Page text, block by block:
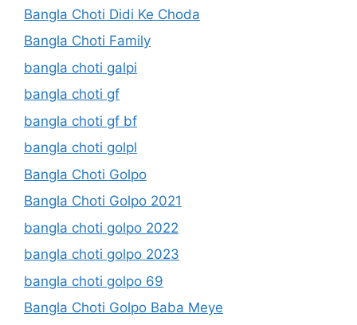
Bangla Choti Didi Ke Choda
Bangla Choti Family
bangla choti galpi
bangla choti gf
bangla choti gf bf
bangla choti golpl
Bangla Choti Golpo
Bangla Choti Golpo 2021
bangla choti golpo 2022
bangla choti golpo 2023
bangla choti golpo 69
Bangla Choti Golpo Baba Meye